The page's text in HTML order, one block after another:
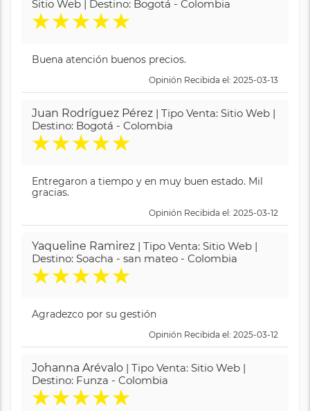
Sitio Web | Destino: Bogotá - Colombia
★★★★★
Buena atención buenos precios.
Opinión Recibida el: 2025-03-13
Juan Rodríguez Pérez | Tipo Venta: Sitio Web |
Destino: Bogotá - Colombia
★★★★★
Entregaron a tiempo y en muy buen estado. Mil
gracias.
Opinión Recibida el: 2025-03-12
Yaqueline Ramirez | Tipo Venta: Sitio Web |
Destino: Soacha - san mateo - Colombia
★★★★★
Agradezco por su gestión
Opinión Recibida el: 2025-03-12
Johanna Arévalo | Tipo Venta: Sitio Web |
Destino: Funza - Colombia
★★★★★